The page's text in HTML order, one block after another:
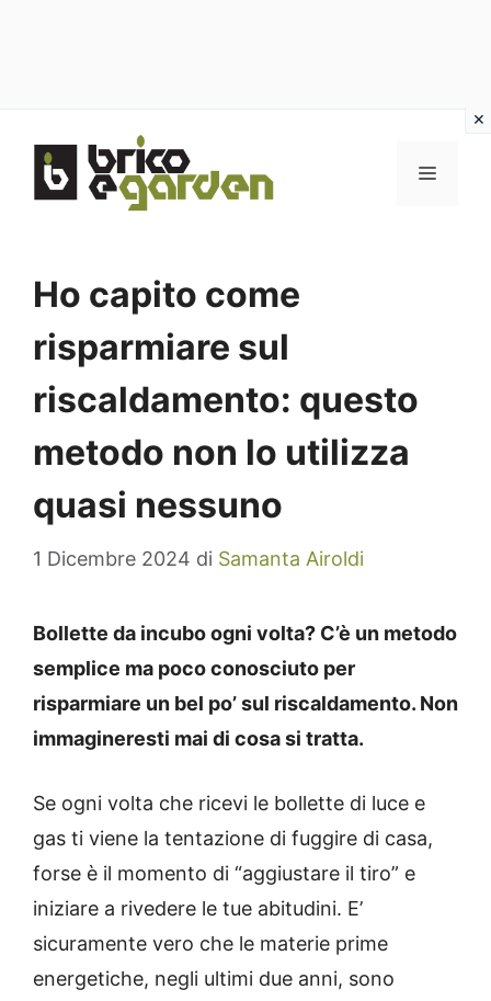
contenuto
MENU
Ho capito come
risparmiare sul
riscaldamento: questo
metodo non lo utilizza
quasi nessuno
1 Dicembre 2024 di Samanta Airoldi
Bollette da incubo ogni volta? C’è un metodo
semplice ma poco conosciuto per
risparmiare un bel po’ sul riscaldamento. Non
immagineresti mai di cosa si tratta.
Se ogni volta che ricevi le bollette di luce e
gas ti viene la tentazione di fuggire di casa,
forse è il momento di “aggiustare il tiro” e
iniziare a rivedere le tue abitudini. E’
sicuramente vero che le materie prime
energetiche, negli ultimi due anni, sono